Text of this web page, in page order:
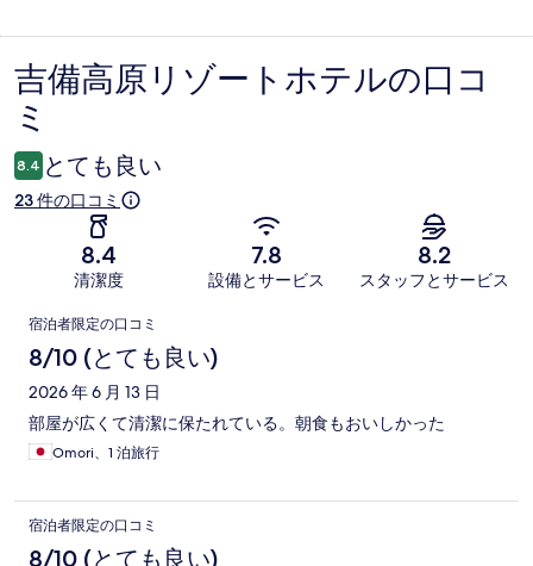
口
コ
ミ
吉備高原リゾートホテルの口コ
ミ
8.4 とても良い
23 件の口コミ
8.4
清潔度
7.8
設備とサービス
8.2
スタッフとサービス
口
コ
ミ
宿泊者限定の口コミ
8/10 (とても良い)
2026 年 6 月 13 日
部屋が広くて清潔に保たれている。朝食もおいしかった
Omori、1 泊旅行
宿泊者限定の口コミ
8/10 (とても良い)